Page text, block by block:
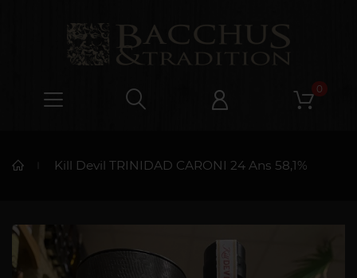
0
Kill Devil TRINIDAD CARONI 24 Ans 58,1%